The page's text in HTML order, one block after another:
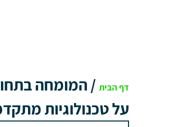
דף הבית /המומחה
על טכנולוגיות